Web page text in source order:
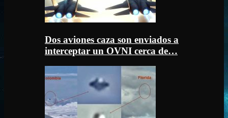
Dos aviones caza son enviados a
interceptar un OVNI cerca de…